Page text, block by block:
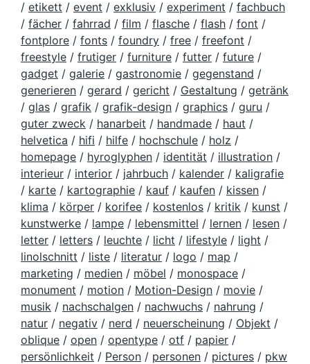
/ etikett / event / exklusiv / experiment / fachbuch
/ fächer / fahrrad / film / flasche / flash / font /
fontplore / fonts / foundry / free / freefont /
freestyle / frutiger / furniture / futter / future /
gadget / galerie / gastronomie / gegenstand /
generieren / gerard / gericht / Gestaltung / getränk
/ glas / grafik / grafik-design / graphics / guru /
guter zweck / hanarbeit / handmade / haut /
helvetica / hifi / hilfe / hochschule / holz /
homepage / hyroglyphen / identität / illustration /
interieur / interior / jahrbuch / kalender / kaligrafie
/ karte / kartographie / kauf / kaufen / kissen /
klima / körper / korifee / kostenlos / kritik / kunst /
kunstwerke / lampe / lebensmittel / lernen / lesen /
letter / letters / leuchte / licht / lifestyle / light /
linolschnitt / liste / literatur / logo / map /
marketing / medien / möbel / monospace /
monument / motion / Motion-Design / movie /
musik / nachschalgen / nachwuchs / nahrung /
natur / negativ / nerd / neuerscheinung / Objekt /
oblique / open / opentype / otf / papier /
persönlichkeit / Person / personen / pictures / pkw